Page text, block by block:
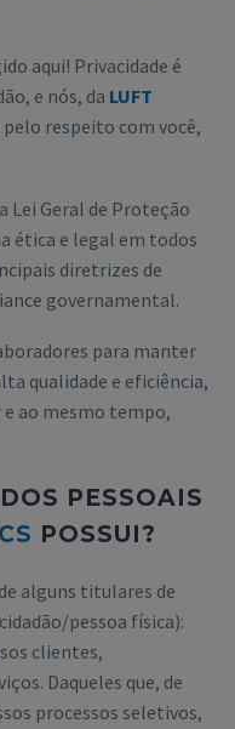
aqui! Privacidade é
e nós, da LUFT
respeito com você,
Lei Geral de Proteção
ética e legal em todos
diretrizes de
governamental.
para manter
qualidade e eficiência,
ao mesmo tempo,
PESSOAIS
POSSUI?
alguns titulares de
pessoa física):
clientes,
Daqueles que, de
processos seletivos,